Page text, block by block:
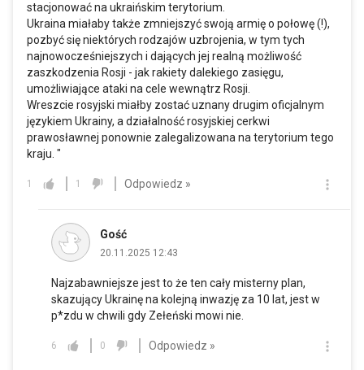
stacjonować na ukraińskim terytorium.
Ukraina miałaby także zmniejszyć swoją armię o połowę (!),
pozbyć się niektórych rodzajów uzbrojenia, w tym tych
najnowocześniejszych i dających jej realną możliwość
zaszkodzenia Rosji - jak rakiety dalekiego zasięgu,
umożliwiające ataki na cele wewnątrz Rosji.
Wreszcie rosyjski miałby zostać uznany drugim oficjalnym
językiem Ukrainy, a działalność rosyjskiej cerkwi
prawosławnej ponownie zalegalizowana na terytorium tego
kraju. "
1 1 Odpowiedz »
Gość
20.11.2025 12:43
Najzabawniejsze jest to że ten cały misterny plan,
skazujący Ukrainę na kolejną inwazję za 10 lat, jest w
p*zdu w chwili gdy Zełeński mowi nie.
6 0 Odpowiedz »